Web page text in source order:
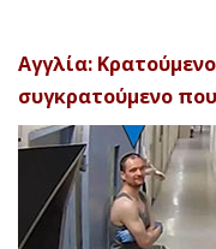
Αγγλία:
συγκρατούμενο